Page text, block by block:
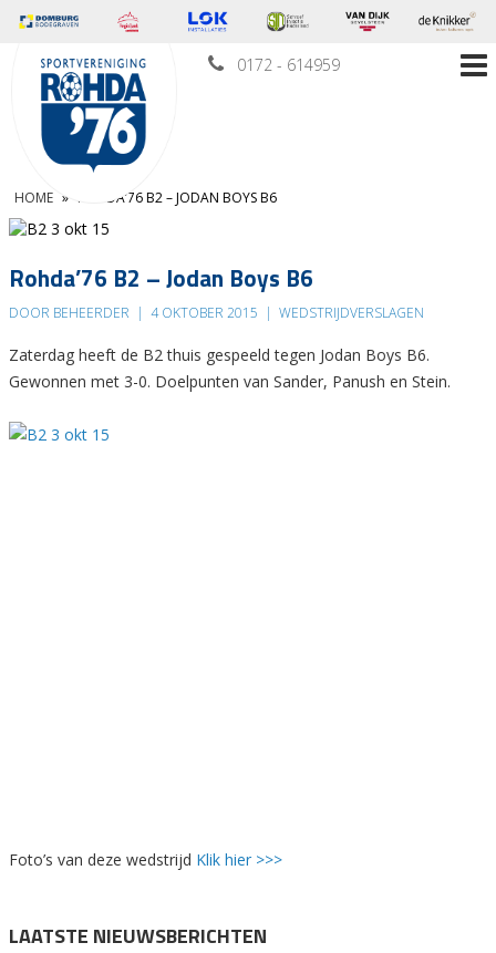
0172 - 614959
HOME » ROHDA’76 B2 – JODAN BOYS B6
Rohda’76 B2 – Jodan Boys B6
DOOR BEHEERDER | 4 OKTOBER 2015 | WEDSTRIJDVERSLAGEN
Zaterdag heeft de B2 thuis gespeeld tegen Jodan Boys B6.
Gewonnen met 3-0. Doelpunten van Sander, Panush en Stein.
Foto’s van deze wedstrijd Klik hier >>>
LAATSTE NIEUWSBERICHTEN